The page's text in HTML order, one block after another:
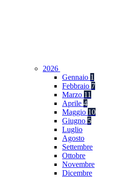
2026
Gennaio 1
Febbraio 7
Marzo 11
Aprile 4
Maggio 10
Giugno 5
Luglio
Agosto
Settembre
Ottobre
Novembre
Dicembre